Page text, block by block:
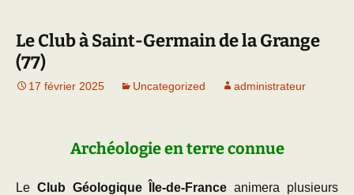
Le Club à Saint-Germain de la Grange
(77)
17 février 2025 Uncategorized administrateur
Archéologie en terre connue
Le Club Géologique Île-de-France animera plusieurs